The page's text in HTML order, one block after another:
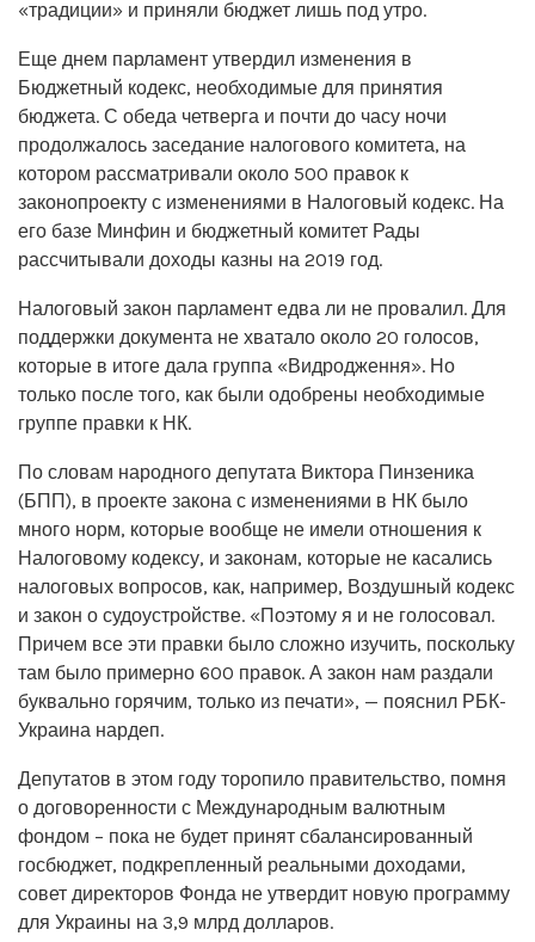
«традиции» и приняли бюджет лишь под утро.
Еще днем парламент утвердил изменения в
Бюджетный кодекс, необходимые для принятия
бюджета. С обеда четверга и почти до часу ночи
продолжалось заседание налогового комитета, на
котором рассматривали около 500 правок к
законопроекту с изменениями в Налоговый кодекс. На
его базе Минфин и бюджетный комитет Рады
рассчитывали доходы казны на 2019 год.
Налоговый закон парламент едва ли не провалил. Для
поддержки документа не хватало около 20 голосов,
которые в итоге дала группа «Видродження». Но
только после того, как были одобрены необходимые
группе правки к НК.
По словам народного депутата Виктора Пинзеника
(БПП), в проекте закона с изменениями в НК было
много норм, которые вообще не имели отношения к
Налоговому кодексу, и законам, которые не касались
налоговых вопросов, как, например, Воздушный кодекс
и закон о судоустройстве. «Поэтому я и не голосовал.
Причем все эти правки было сложно изучить, поскольку
там было примерно 600 правок. А закон нам раздали
буквально горячим, только из печати», — пояснил РБК-
Украина нардеп.
Депутатов в этом году торопило правительство, помня
о договоренности с Международным валютным
фондом – пока не будет принят сбалансированный
госбюджет, подкрепленный реальными доходами,
совет директоров Фонда не утвердит новую программу
для Украины на 3,9 млрд долларов.